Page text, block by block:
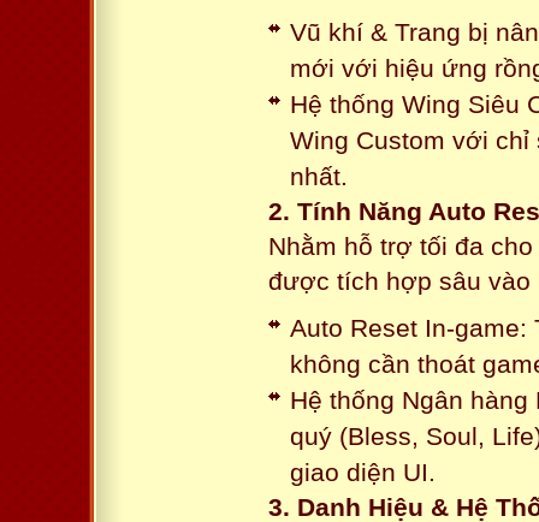
Vũ khí & Trang bị
mới với hiệu ứng
Hệ thống Wing Siêu
Wing Custom với
nhất.
2. Tính Năng Auto
Nhằm hỗ trợ tối đa
được tích hợp sâu vào
Auto Reset In-game:
không cần thoát
Hệ thống Ngân
quý (Bless, Soul,
giao diện UI.
3. Danh Hiệu & Hệ